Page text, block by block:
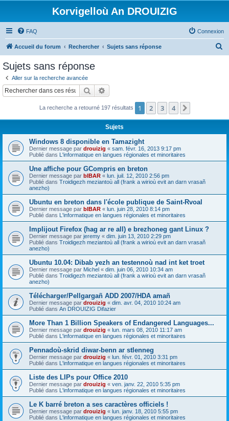
Korvigelloù An DROUIZIG
FAQ Connexion
Accueil du forum Rechercher Sujets sans réponse
c
Sujets sans réponse
Aller sur la recherche avancée
Rechercher
La recherche a retourné 197 résultats 1 2 3 4
Sujets
Windows 8 disponible en Tamazight
Dernier message par drouizig « sam. févr. 16, 2013 9:17 pm
Publié dans L'informatique en langues régionales et minoritaires
Une affiche pour GCompris en breton
Dernier message par bIBAR « lun. juil. 12, 2010 2:56 pm
Publié dans Troidigezh meziantoù all (frank a wirioù evit an darn vrasañ
anezho)
Ubuntu en breton dans l'école publique de Saint-Rvoal
Dernier message par bIBAR « lun. juin 28, 2010 8:14 pm
Publié dans L'informatique en langues régionales et minoritaires
Implijout Firefox (hag ar re all) e brezhoneg gant Linux ?
Dernier message par jeremy « dim. juin 13, 2010 2:29 pm
Publié dans Troidigezh meziantoù all (frank a wirioù evit an darn vrasañ
anezho)
Ubuntu 10.04: Dibab yezh an testennoù nad int ket troet
Dernier message par Michel « dim. juin 06, 2010 10:34 am
Publié dans Troidigezh meziantoù all (frank a wirioù evit an darn vrasañ
anezho)
Télécharger/Pellgargañ ADD 2007/HDA amañ
Dernier message par drouizig « dim. avr. 04, 2010 10:24 am
Publié dans An DROUIZIG Difazier
More Than 1 Billion Speakers of Endangered Languages...
Dernier message par drouizig « lun. mars 08, 2010 11:17 am
Publié dans L'informatique en langues régionales et minoritaires
Pennadoù-skrid diwar-benn ar stlenneg
Dernier message par drouizig « lun. févr. 01, 2010 3:31 pm
Publié dans L'informatique en langues régionales et minoritaires
Liste des LIPs pour Office 2010
Dernier message par drouizig « ven. janv. 22, 2010 5:35 pm
Publié dans L'informatique en langues régionales et minoritaires
Le K barré breton a ses caractères officiels !
Dernier message par drouizig « lun. janv. 18, 2010 5:55 pm
Publié dans L'informatique en langues régionales et minoritaires